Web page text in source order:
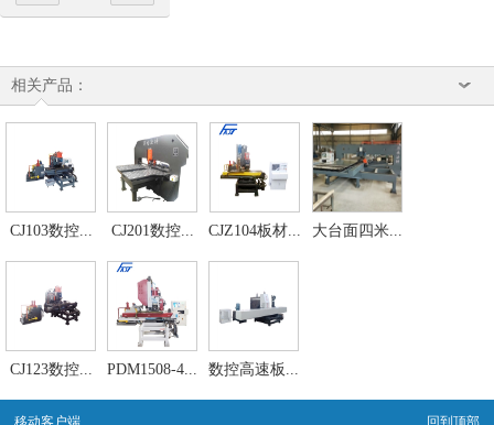
相关产品：
CJ103数控... CJ201数控... CJZ104板材... 大台面四米...
CJ123数控... PDM1508-4... 数控高速板...
移动客户端 回到顶部